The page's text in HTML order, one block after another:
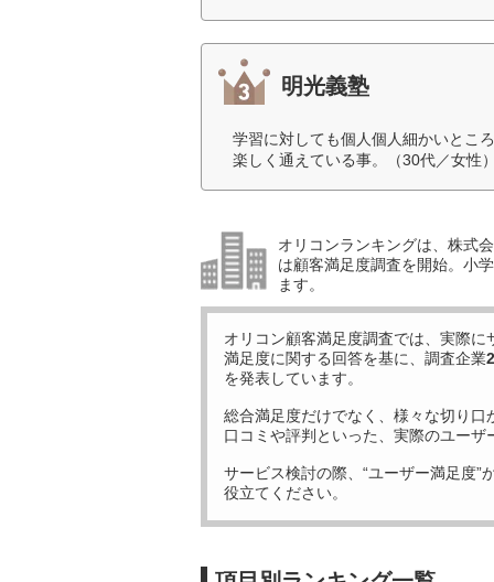
明光義塾
学習に対しても個人個人細かいとこ
楽しく通えている事。（30代／女性
オリコンランキングは、株式
は顧客満足度調査を開始。小
ます。
オリコン顧客満足度調査では、実際に
満足度に関する回答を基に、調査企業
を発表しています。
総合満足度だけでなく、様々な切り口
口コミや評判といった、実際のユーザ
サービス検討の際、“ユーザー満足度”
役立てください。